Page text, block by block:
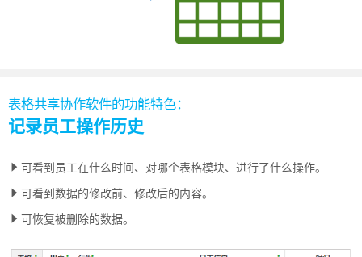
表格共享协作软件的功能特色：
记录员工操作历史
可看到员工在什么时间、对哪个表格模块、进行了什么操作。
可看到数据的修改前、修改后的内容。
可恢复被删除的数据。